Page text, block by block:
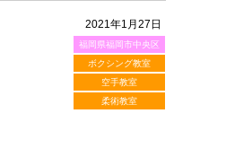
2021年1月27日
福岡県福岡市中央区
ボクシング教室
空手教室
柔術教室